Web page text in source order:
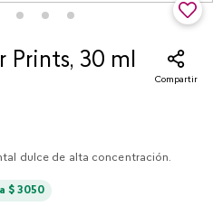
Prints, 30 ml
Compartir
dulce de alta concentración.
$ 3050